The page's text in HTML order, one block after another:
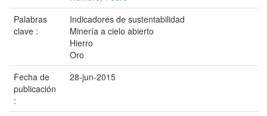
Palabras
clave :
Indicadores de sustentabilidad
Minería a cielo abierto
Hierro
Oro
Fecha de
publicación
:
28-jun-2015